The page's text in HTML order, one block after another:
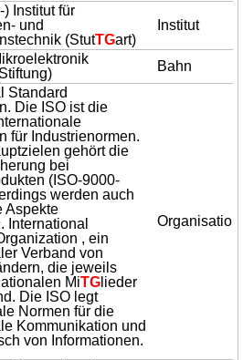
Institut für
und
(StutTGart)
Institut
Bahn
Standard
Die ISO ist die
für Industrienormen.
gehört die
bei
(ISO-9000-
werden auch
Aspekte
International
, ein
Verband von
die jeweils
MiTG lieder
Die ISO legt
Normen für die
Kommunikation und
von Informationen.
Organisation